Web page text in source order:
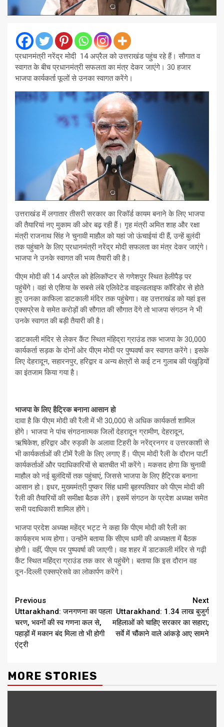
प्रधानमंत्री नरेंद्र मोदी 14 अप्रैल को उत्तराखंड पहुंच रहे हैं। सौगात व
स्वागत के बीच प्रधानमंत्री सफलता का मंत्र देकर जाएंगे। 30 हजार
भाजपा कार्यकर्ता फूलों से उनका स्वागत करेंगे।
उत्तराखंड में लगातार तीसरी सरकार का रिकॉर्ड कायम बनाने के लिए भाजपा
की तैयारियां नए मुकाम की ओर बढ़ रही हैं। गृह मंत्री अमित शाह और रक्षा
मंत्री राजनाथ सिंह ने चुनावी माहौल को यहां जो ऊंचाईयां दी हैं, उन्हें बुलंदी
तक पहुंचाने के लिए प्रधानमंत्री नरेंद्र मोदी सफलता का मंत्र देकर जाएंगे।
भाजपा ने उनके स्वागत की भव्य तैयारी की है।
पीएम मोदी की 14 अप्रैल को हेलिकॉप्टर से गणेशपुर स्थित हेलीपैड़ पर
पहुंचेंगे। वहां से एशिया के सबसे लंबे एलिवेटेड वाइल्डलाइफ कॉरिडोर से होते
हुए उनका काफिला डाटकाली मंदिर तक पहुंचेगा। वह उत्तराखंड को यहां इस
एक्सप्रेस वे समेत करोड़ों की सौगात की सौगात देंगे तो भाजपा संगठन ने भी
उनके स्वागत की बड़ी तैयारी की है।
डाटकाली मंदिर से लेकर कैंट स्थित मंहिद्रा ग्राउंड तक भाजपा के 30,000
कार्यकर्ता सड़क के दोनों ओर पीएम मोदी पर पुष्पवर्षा कर स्वागत करेंगे। इसके
लिए देहरादून, सहारनपुर, हरिद्वार व अन्य क्षेत्रों से कई टन गुलाब की पंखुड़ियों
का इंतजाम किया गया है।
भाजपा के लिए हैट्रिक बनाना आसान हो
दावा है कि पीएम मोदी की रैली में भी 30,000 से अधिक कार्यकर्ता शामिल
होंगे। भाजपा ने पांच संगठनात्मक जिलों देहरादून ग्रामीण, देहरादून,
ऋषिकेश, हरिद्वार और रुड़की के अलावा टिहरी के नरेंद्रनगर व उत्तरकाशी से
भी कार्यकर्ताओं की टीमें रैली के लिए लगाए हैं। पीएम मोदी रैली के दौरान पार्टी
कार्यकर्ताओं और पदाधिकारियों से बातचीत भी करेंगे। मकसद होगा कि चुनावी
माहौल को नई बुलंदियों तक पहुंचाएं, जिससे भाजपा के लिए हैट्रिक बनाना
आसान हो। इधर, मुख्यमंत्री पुष्कर सिंह धामी बृहस्पतिवार को पीएम मोदी की
रैली की तैयारियों की समीक्षा बैठक लेंगे। इसमें संगठन के प्रदेश अध्यक्ष समेत
सभी पदाधिकारी शामिल होंगे।
भाजपा प्रदेश अध्यक्ष महेंद्र भट्ट ने कहा कि पीएम मोदी की रैली का
कार्यक्रम भव्य होगा। उन्होंने बताया कि सीएम धामी की अध्यक्षता में बैठक
होगी। वहीं, पीएम पर पुष्पवर्षा की जाएगी। वह शहर में डाटकाली मंदिर से गढ़ी
कैंट स्थित महिंद्रा ग्राउंड तक कार से पहुंचेंगे। बताया कि इस दौरान वह
दून-दिल्ली एक्सप्रेसवे का लोकार्पण करेंगे।
Continue
Reading
Previous
Uttarakhand: जनगणना का पहला
चरण, भवनों की स्व गणना कल से,
पहाड़ों में मकान बंद मिला तो भी होगी
एंट्री
Next
Uttarakhand: 1.34 लाख बुजुर्ग
महिलाओं को चाहिए सरकार का सहारा;
सर्वे में चौंकाने वाले आंकड़े आए सामने
MORE STORIES